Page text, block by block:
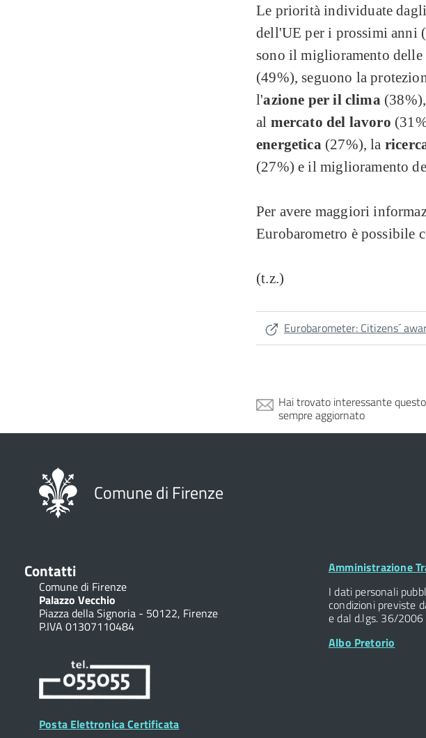
Le priorità individuate
dell'UE per i prossimi anni
sono il miglioramento
(49%), seguono la
l'azione per il clima
al mercato del lavoro
energetica(27%), la
(27%) e il miglioramento
Per avere maggiori
Eurobarometro è possibile
(t.z.)
Eurobarometer: Citizens´
Hai trovato interessante
sempre aggiornato
Comune di Firenze
Contatti
Comune di Firenze
Palazzo Vecchio
Piazza della Signoria - 50122, Firenze
P.IVA 01307110484
Posta Elettronica Certificata
Footer
Amministrazione
I dati personali
condizioni previste
e dal d.lgs. 36/2006
Albo Pretorio